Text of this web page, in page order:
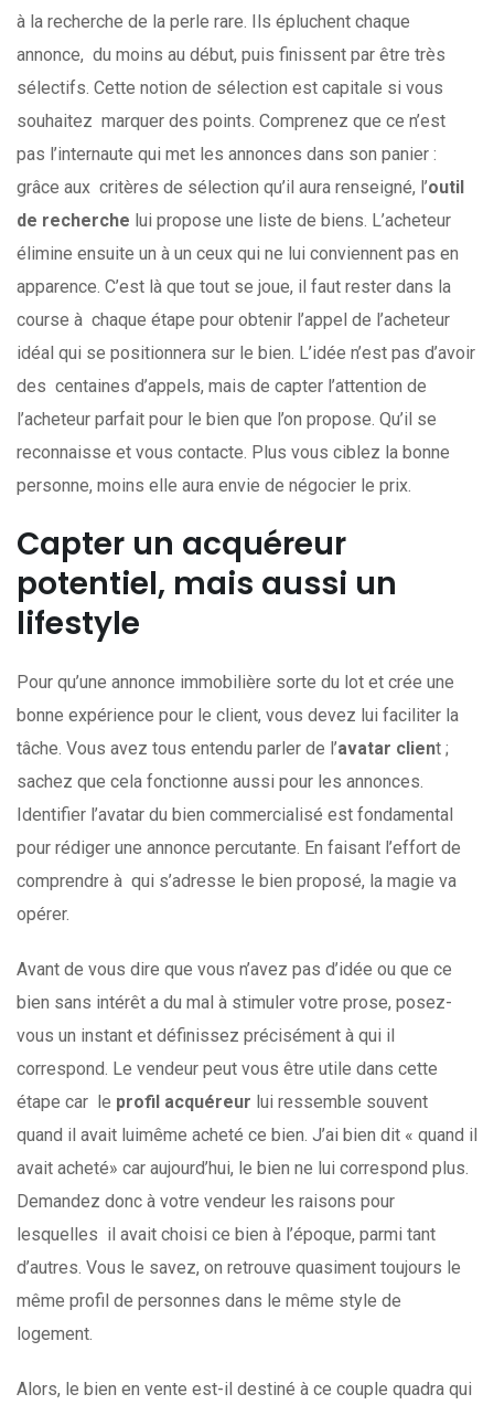
à la recherche de la perle rare. Ils épluchent chaque
annonce, du moins au début, puis finissent par être très
sélectifs. Cette notion de sélection est capitale si vous
souhaitez marquer des points. Comprenez que ce n’est
pas l’internaute qui met les annonces dans son panier :
grâce aux critères de sélection qu’il aura renseigné, l’outil
de recherche lui propose une liste de biens. L’acheteur
élimine ensuite un à un ceux qui ne lui conviennent pas en
apparence. C’est là que tout se joue, il faut rester dans la
course à chaque étape pour obtenir l’appel de l’acheteur
idéal qui se positionnera sur le bien. L’idée n’est pas d’avoir
des centaines d’appels, mais de capter l’attention de
l’acheteur parfait pour le bien que l’on propose. Qu’il se
reconnaisse et vous contacte. Plus vous ciblez la bonne
personne, moins elle aura envie de négocier le prix.
Capter un acquéreur
potentiel, mais aussi un
lifestyle
Pour qu’une annonce immobilière sorte du lot et crée une
bonne expérience pour le client, vous devez lui faciliter la
tâche. Vous avez tous entendu parler de l’avatar client ;
sachez que cela fonctionne aussi pour les annonces.
Identifier l’avatar du bien commercialisé est fondamental
pour rédiger une annonce percutante. En faisant l’effort de
comprendre à qui s’adresse le bien proposé, la magie va
opérer.
Avant de vous dire que vous n’avez pas d’idée ou que ce
bien sans intérêt a du mal à stimuler votre prose, posez-
vous un instant et définissez précisément à qui il
correspond. Le vendeur peut vous être utile dans cette
étape car le profil acquéreur lui ressemble souvent
quand il avait luimême acheté ce bien. J’ai bien dit « quand il
avait acheté» car aujourd’hui, le bien ne lui correspond plus.
Demandez donc à votre vendeur les raisons pour
lesquelles il avait choisi ce bien à l’époque, parmi tant
d’autres. Vous le savez, on retrouve quasiment toujours le
même profil de personnes dans le même style de
logement.
Alors, le bien en vente est-il destiné à ce couple quadra qui